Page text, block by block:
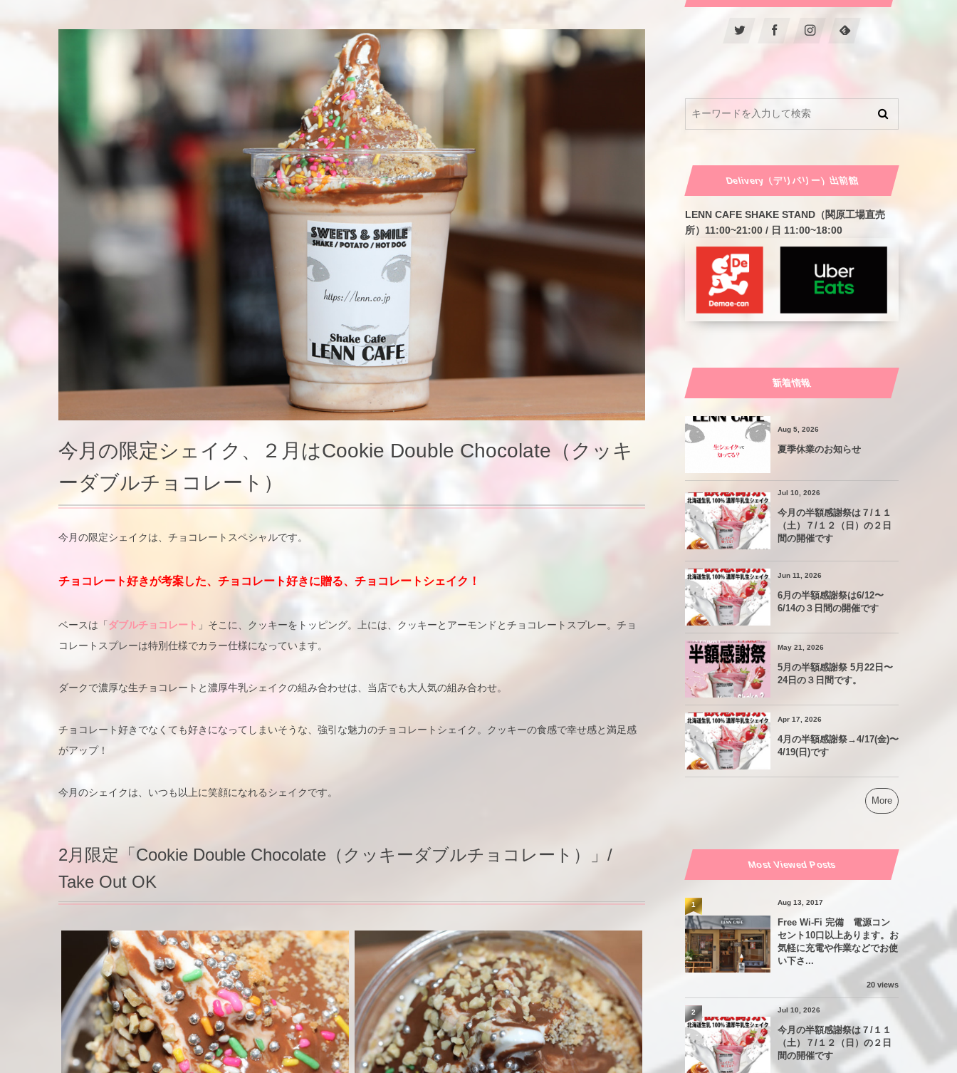
今月の限定シェイク、２月はCookie Double Chocolate（クッキ
ーダブルチョコレート）
今月の限定シェイクは、チョコレートスペシャルです。
チョコレート好きが考案した、チョコレート好きに贈る、チョコレートシェイク！
ベースは「ダブルチョコレート 」そこに、クッキーをトッピング。上には、クッキーとアーモンドとチョコレートスプレー。チョ
コレートスプレーは特別仕様でカラー仕様になっています。
ダークで濃厚な生チョコレートと濃厚牛乳シェイクの組み合わせは、当店でも大人気の組み合わせ。
チョコレート好きでなくても好きになってしまいそうな、強引な魅力のチョコレートシェイク。クッキーの食感で幸せ感と満足感
がアップ！
今月のシェイクは、いつも以上に笑顔になれるシェイクです。
2月限定「Cookie Double Chocolate（クッキーダブルチョコレート）」/
Take Out OK
Delivery（デリバリー）出前館
LENN CAFE SHAKE STAND（関原工場直売
所）11:00~21:00 / 日 11:00~18:00
新着情報
Aug 5, 2026
夏季休業のお知らせ
Jul 10, 2026
今月の半額感謝祭は７/１１
（土）７/１２（日）の２日
間の開催です
Jun 11, 2026
6月の半額感謝祭は6/12〜
6/14の３日間の開催です
May 21, 2026
5月の半額感謝祭 5月22日〜
24日の３日間です。
Apr 17, 2026
4月の半額感謝祭→4/17(金)〜
4/19(日)です
More
Most Viewed Posts
Aug 13, 2017
Free Wi-Fi 完備 電源コン
セント10口以上あります。お
気軽に充電や作業などでお使
い下さ...
20 views
1
Jul 10, 2026
今月の半額感謝祭は７/１１
（土）７/１２（日）の２日
間の開催です
2